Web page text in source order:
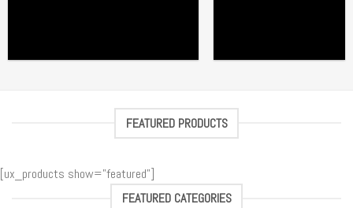
FEATURED PRODUCTS
[ux_products show=”featured”]
FEATURED CATEGORIES